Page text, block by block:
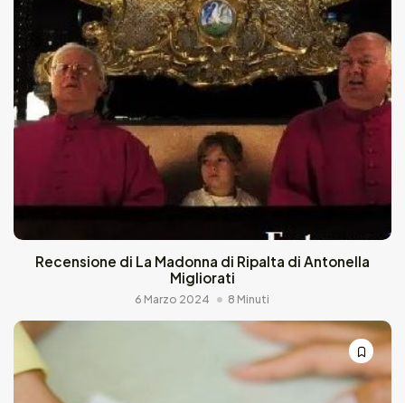
Recensione di La Madonna di Ripalta di Antonella
Migliorati
6 Marzo 2024 8 Minuti